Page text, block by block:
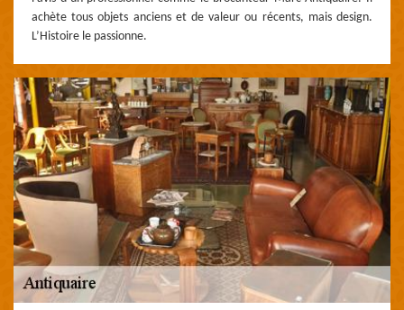
achète tous objets anciens et de valeur ou récents, mais design.
L’Histoire le passionne.